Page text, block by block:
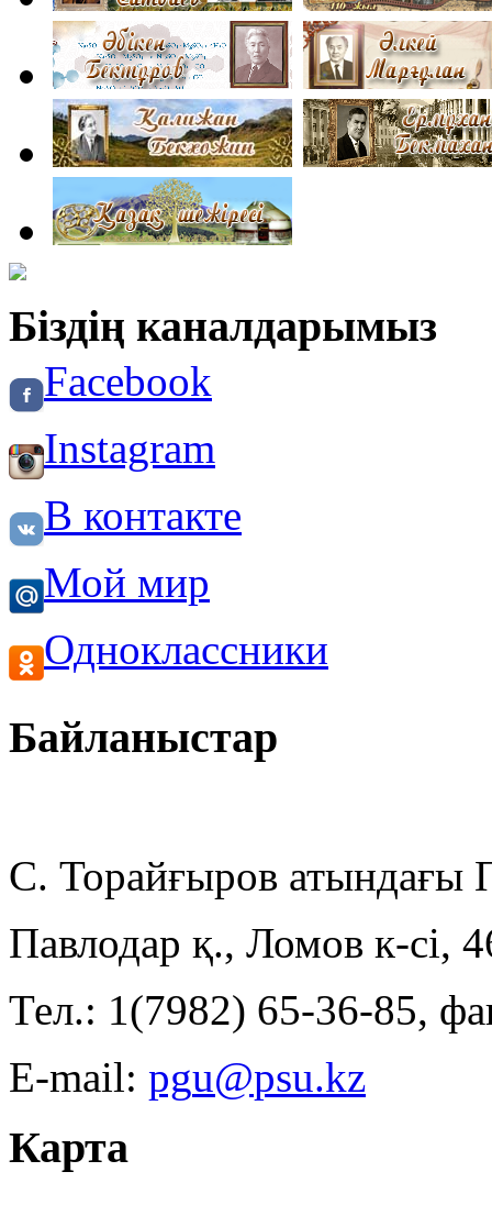
Біздің каналдарымыз
Facebook
Instagram
В контакте
Мой мир
Одноклассники
Байланыстар
С. Торайғыров
Павлодар қ., Ломов к-сі,
Тел.: 1(7982) 65-36-85,
E-mail:
Карта